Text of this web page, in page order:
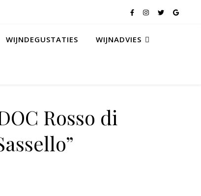
WIJNDEGUSTATIES WIJNADVIES
Rosso di